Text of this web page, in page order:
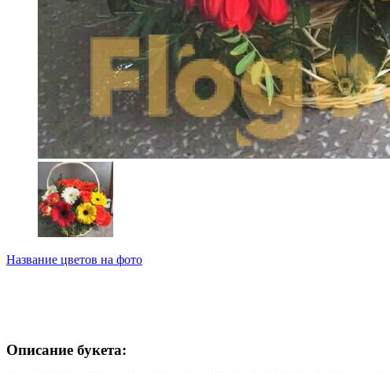
Название цветов на фото
Описание букета: